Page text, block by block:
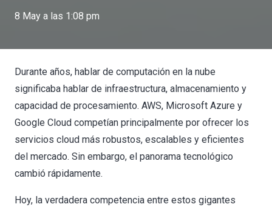
8 May a las 1:08 pm
Durante años, hablar de computación en la nube
significaba hablar de infraestructura, almacenamiento y
capacidad de procesamiento. AWS, Microsoft Azure y
Google Cloud competían principalmente por ofrecer los
servicios cloud más robustos, escalables y eficientes
del mercado. Sin embargo, el panorama tecnológico
cambió rápidamente.
Hoy, la verdadera competencia entre estos gigantes